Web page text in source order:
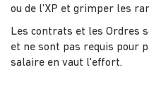
ou de l'XP et grimper les
Les contrats et les Ordres
et ne sont pas requis pour
salaire en vaut l'effort.